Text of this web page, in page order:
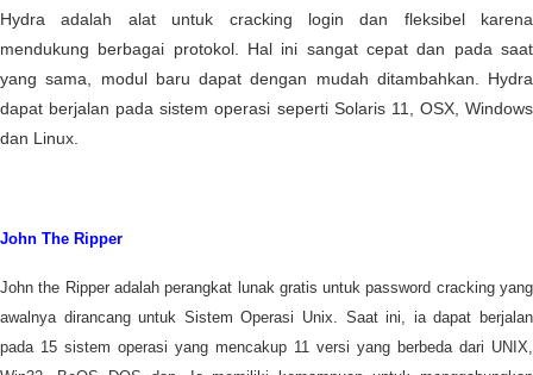
Hydra adalah alat untuk cracking login dan fleksibel karena
mendukung berbagai protokol. Hal ini sangat cepat dan pada saat
yang sama, modul baru dapat dengan mudah ditambahkan. Hydra
dapat berjalan pada sistem operasi seperti Solaris 11, OSX, Windows
dan Linux.
John The Ripper
John the Ripper adalah perangkat lunak gratis untuk password cracking yang
awalnya dirancang untuk Sistem Operasi Unix. Saat ini, ia dapat berjalan
pada 15 sistem operasi yang mencakup 11 versi yang berbeda dari UNIX,